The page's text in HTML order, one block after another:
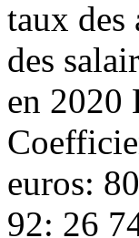
taux
des
en 2020
euros:
92: 26